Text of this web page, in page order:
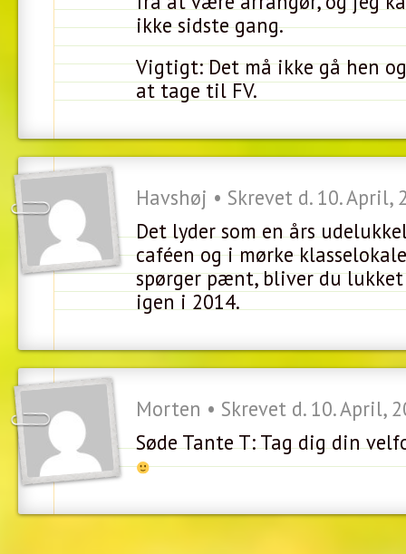
ikke sidste gang.
Vigtigt: Det må ikke gå hen
at tage til FV.
Havshøj • Skrevet d. 10. April,
Det lyder som en års
caféen og i mørke
spørger pænt, bliver du
igen i 2014.
Morten • Skrevet d. 10. April,
Søde Tante T: Tag dig din